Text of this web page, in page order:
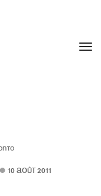
10 AOÛT 2011